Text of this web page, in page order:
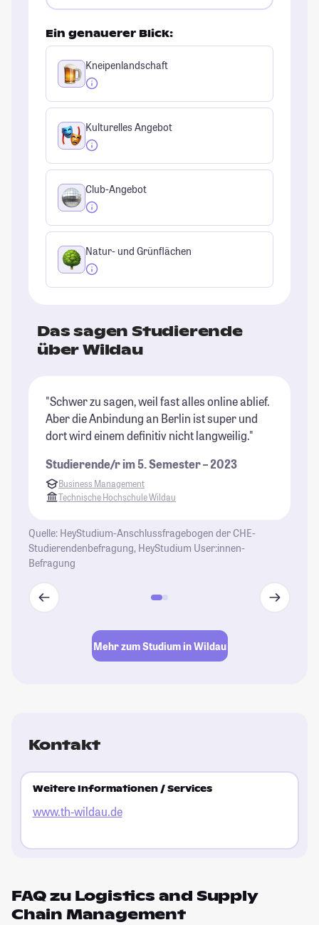
Ein genauerer Blick:
Kneipenlandschaft
Kulturelles Angebot
Club-Angebot
Natur- und Grünflächen
Das sagen Studierende
über Wildau
"Schwer zu sagen, weil fast alles online ablief.
Aber die Anbindung an Berlin ist super und
dort wird einem definitiv nicht langweilig."
Studierende/r im 5. Semester – 2023
Business Management
Technische Hochschule Wildau
Quelle: HeyStudium-Anschlussfragebogen der CHE-
Studierendenbefragung, HeyStudium User:innen-
Befragung
Mehr zum Studium in Wildau
Kontakt
Weitere Informationen / Services
www.th-wildau.de
FAQ zu Logistics and Supply
Chain Management